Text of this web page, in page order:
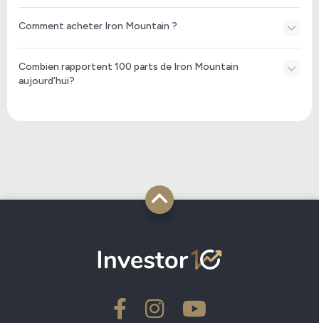
Comment acheter Iron Mountain ?
Combien rapportent 100 parts de Iron Mountain
aujourd'hui?